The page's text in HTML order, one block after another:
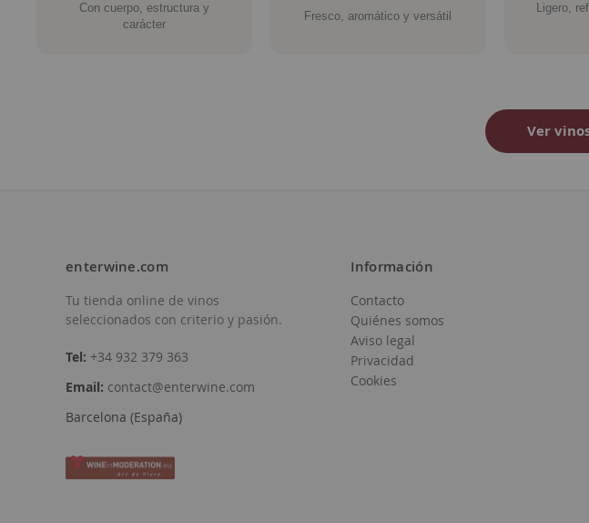
Con cuerpo, estructura y
carácter
Fresco, aromático y versátil
Ligero,
Ver
enterwine.com
Tu tienda online de vinos
seleccionados con criterio y pasión.
Tel: +34 932 379 363
Email: contact@enterwine.com
Barcelona (España)
Información
Contacto
Quiénes somos
Aviso legal
Privacidad
Cookies